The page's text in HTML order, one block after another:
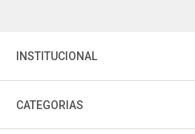
INSTITUCIONAL
CATEGORIAS